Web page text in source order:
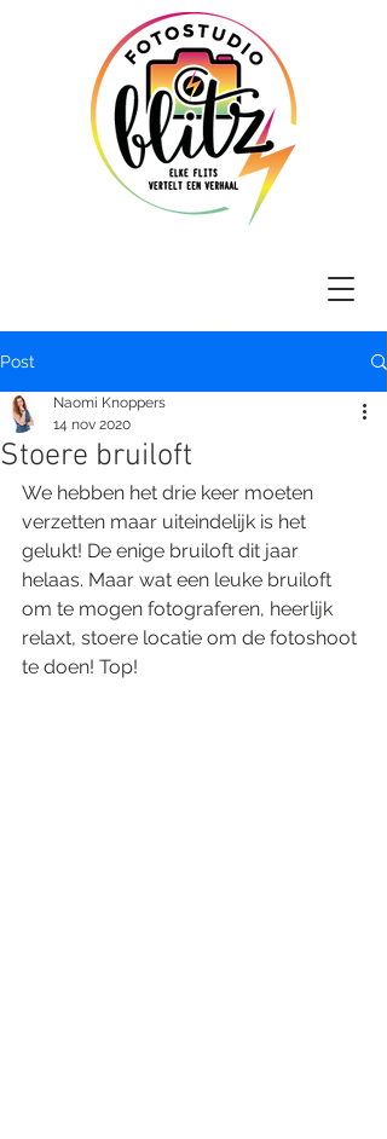
Post
Stoere bruiloft
Naomi Knoppers
14 nov 2020
We hebben het drie keer moeten
verzetten maar uiteindelijk is het
gelukt! De enige bruiloft dit jaar
helaas. Maar wat een leuke bruiloft
om te mogen fotograferen, heerlijk
relaxt, stoere locatie om de fotoshoot
te doen! Top!